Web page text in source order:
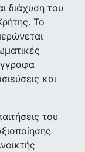
διάχυση του
Το
και
του